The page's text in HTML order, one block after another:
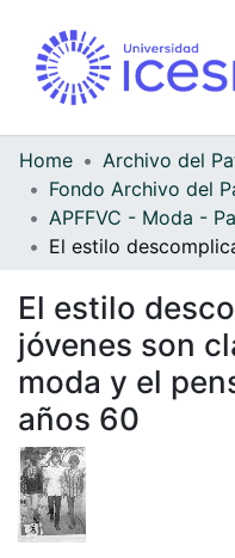
Home
El estilo
jóvenes son
moda y el
años 60